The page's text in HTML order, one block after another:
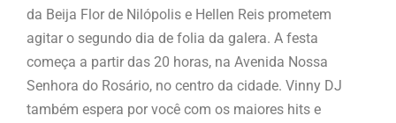
da Beija Flor de Nilópolis e Hellen Reis prometem
agitar o segundo dia de folia da galera. A festa
começa a partir das 20 horas, na Avenida Nossa
Senhora do Rosário, no centro da cidade. Vinny DJ
também espera por você com os maiores hits e